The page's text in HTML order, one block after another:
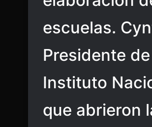
escuelas.
Presidente
Instituto
que abrieron